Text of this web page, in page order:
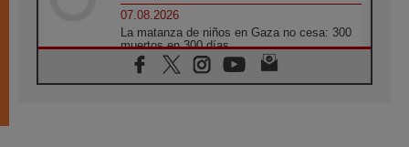
07.08.2026
La matanza de niños en Gaza no cesa: 300
muertos en 300 días
07.08.2026
Tagle: La guerra desfigura el mundo, solo la